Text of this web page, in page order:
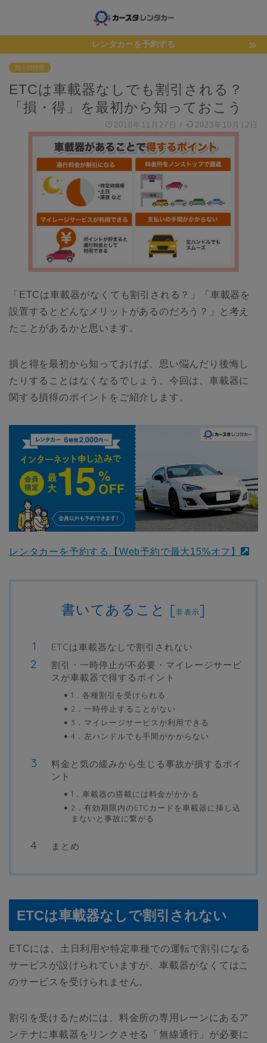
レンタカーを予約する
知っ得情報
ETCは車載器なしでも割引される？
「損・得」を最初から知っておこう
2018年11月27日 / 2023年10月12日
「ETCは車載器がなくても割引される？」「車載器を
設置するとどんなメリットがあるのだろう？」と考え
たことがあるかと思います。
損と得を最初から知っておけば、思い悩んだり後悔し
たりすることはなくなるでしょう。今回は、車載器に
関する損得のポイントをご紹介します。
レンタカーを予約する【Web予約で最大15%オフ】
書いてあること [非表示]
ETCは車載器なしで割引されない
割引・一時停止が不必要・マイレージサービ
スが車載器で得するポイント
1．各種割引を受けられる
2．一時停止することがない
3．マイレージサービスが利用できる
4．左ハンドルでも手間がかからない
料金と気の緩みから生じる事故が損するポイ
ント
1．車載器の搭載には料金がかかる
2．有効期限内のETCカードを車載器に挿し込
まないと事故に繋がる
まとめ
ETCは車載器なしで割引されない
ETCには、土日利用や特定車種での運転で割引になる
サービスが設けられていますが、車載器がなくてはこ
のサービスを受けられません。
割引を受けるためには、料金所の専用レーンにあるア
ンテナに車載器をリンクさせる「無線通行」が必要に